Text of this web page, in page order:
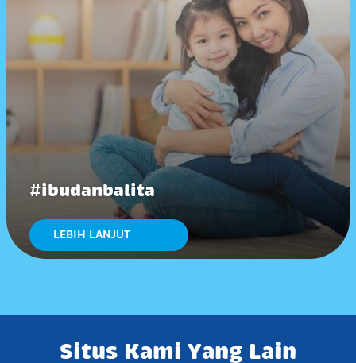
#ibudanbalita
LEBIH LANJUT
Situs Kami Yang Lain